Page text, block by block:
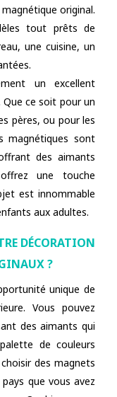
original.
tout prêts de
une cuisine, un
un excellent
ce soit pour un
pères, ou pour les
magnétiques sont
des aimants
une touche
est innommable
aux adultes.
DÉCORATION
?
unique de
Vous pouvez
des aimants qui
de couleurs
des magnets
que vous avez